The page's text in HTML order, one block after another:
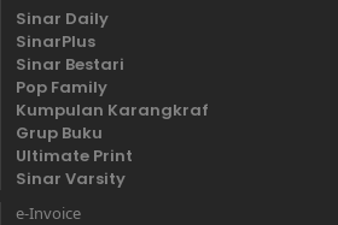
Sinar Daily
SinarPlus
Sinar Bestari
Pop Family
Kumpulan Karangkraf
Grup Buku
Ultimate Print
Sinar Varsity
e-Invoice